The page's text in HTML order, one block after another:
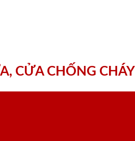
CỬA CHỐNG CHÁY